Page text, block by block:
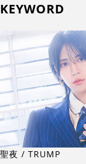
KEYWORD
聖夜 / TRUMP